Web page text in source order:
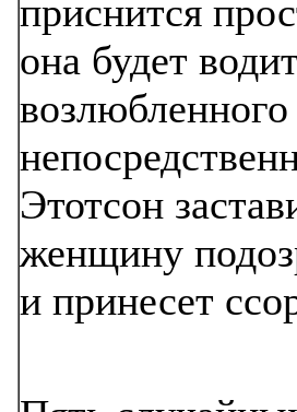
приснится
она будет
Этотсон
женщину
и принесет